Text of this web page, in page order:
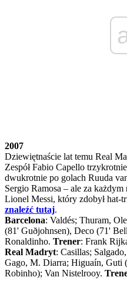
2007
Dziewiętnaście lat temu Real
Zespół Fabio Capello
dwukrotnie po golach Ruuda
Sergio Ramosa – ale za
Lionel Messi, który zdobył hat-
znaleźć tutaj.
Barcelona: Valdés; Thuram,
(81' Guðjohnsen), Deco (71'
Ronaldinho. Trener: Frank
Real Madryt: Casillas;
Gago, M. Diarra; Higuaín, Guti
Robinho); Van Nistelrooy.